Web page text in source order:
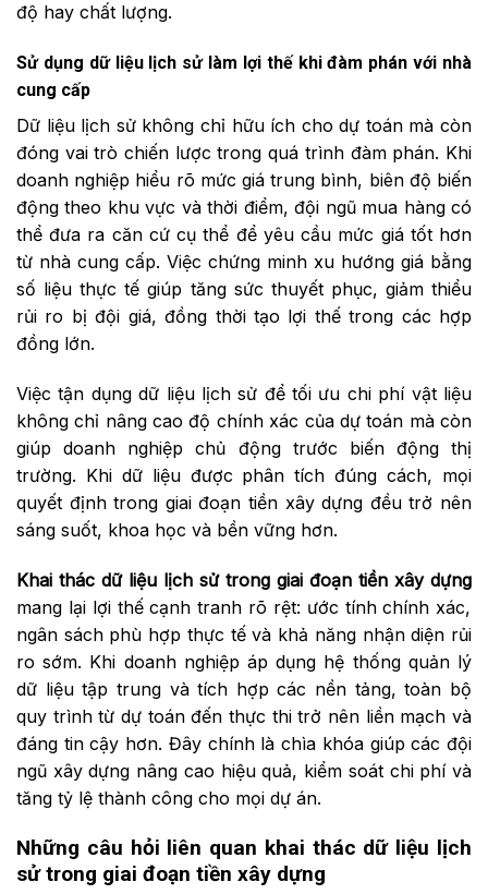
độ hay chất lượng.
Sử dụng dữ liệu lịch sử làm lợi thế khi đàm phán với nhà
cung cấp
Dữ liệu lịch sử không chỉ hữu ích cho dự toán mà còn
đóng vai trò chiến lược trong quá trình đàm phán. Khi
doanh nghiệp hiểu rõ mức giá trung bình, biên độ biến
động theo khu vực và thời điểm, đội ngũ mua hàng có
thể đưa ra căn cứ cụ thể để yêu cầu mức giá tốt hơn
từ nhà cung cấp. Việc chứng minh xu hướng giá bằng
số liệu thực tế giúp tăng sức thuyết phục, giảm thiểu
rủi ro bị đội giá, đồng thời tạo lợi thế trong các hợp
đồng lớn.
Việc tận dụng dữ liệu lịch sử để tối ưu chi phí vật liệu
không chỉ nâng cao độ chính xác của dự toán mà còn
giúp doanh nghiệp chủ động trước biến động thị
trường. Khi dữ liệu được phân tích đúng cách, mọi
quyết định trong giai đoạn tiền xây dựng đều trở nên
sáng suốt, khoa học và bền vững hơn.
Khai thác dữ liệu lịch sử trong giai đoạn tiền xây dựng
mang lại lợi thế cạnh tranh rõ rệt: ước tính chính xác,
ngân sách phù hợp thực tế và khả năng nhận diện rủi
ro sớm. Khi doanh nghiệp áp dụng hệ thống quản lý
dữ liệu tập trung và tích hợp các nền tảng, toàn bộ
quy trình từ dự toán đến thực thi trở nên liền mạch và
đáng tin cậy hơn. Đây chính là chìa khóa giúp các đội
ngũ xây dựng nâng cao hiệu quả, kiểm soát chi phí và
tăng tỷ lệ thành công cho mọi dự án.
Những câu hỏi liên quan khai thác dữ liệu lịch
sử trong giai đoạn tiền xây dựng